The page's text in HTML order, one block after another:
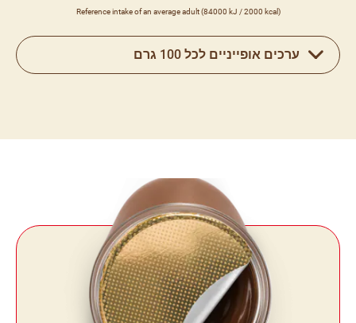
Reference intake of an average adult (84000 kJ / 2000 kcal)
ערכים אופייניים לכל 100 גרם